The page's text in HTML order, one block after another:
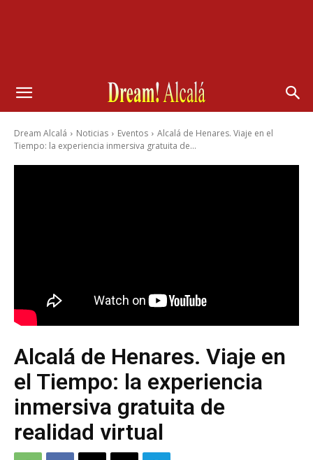
Dream Alcalá Noticias Eventos
Alcalá de Henares. Viaje en el
Tiempo: la experiencia inmersiva gratuita de...
Alcalá de Henares. Viaje en
el Tiempo: la experiencia
inmersiva gratuita de
realidad virtual